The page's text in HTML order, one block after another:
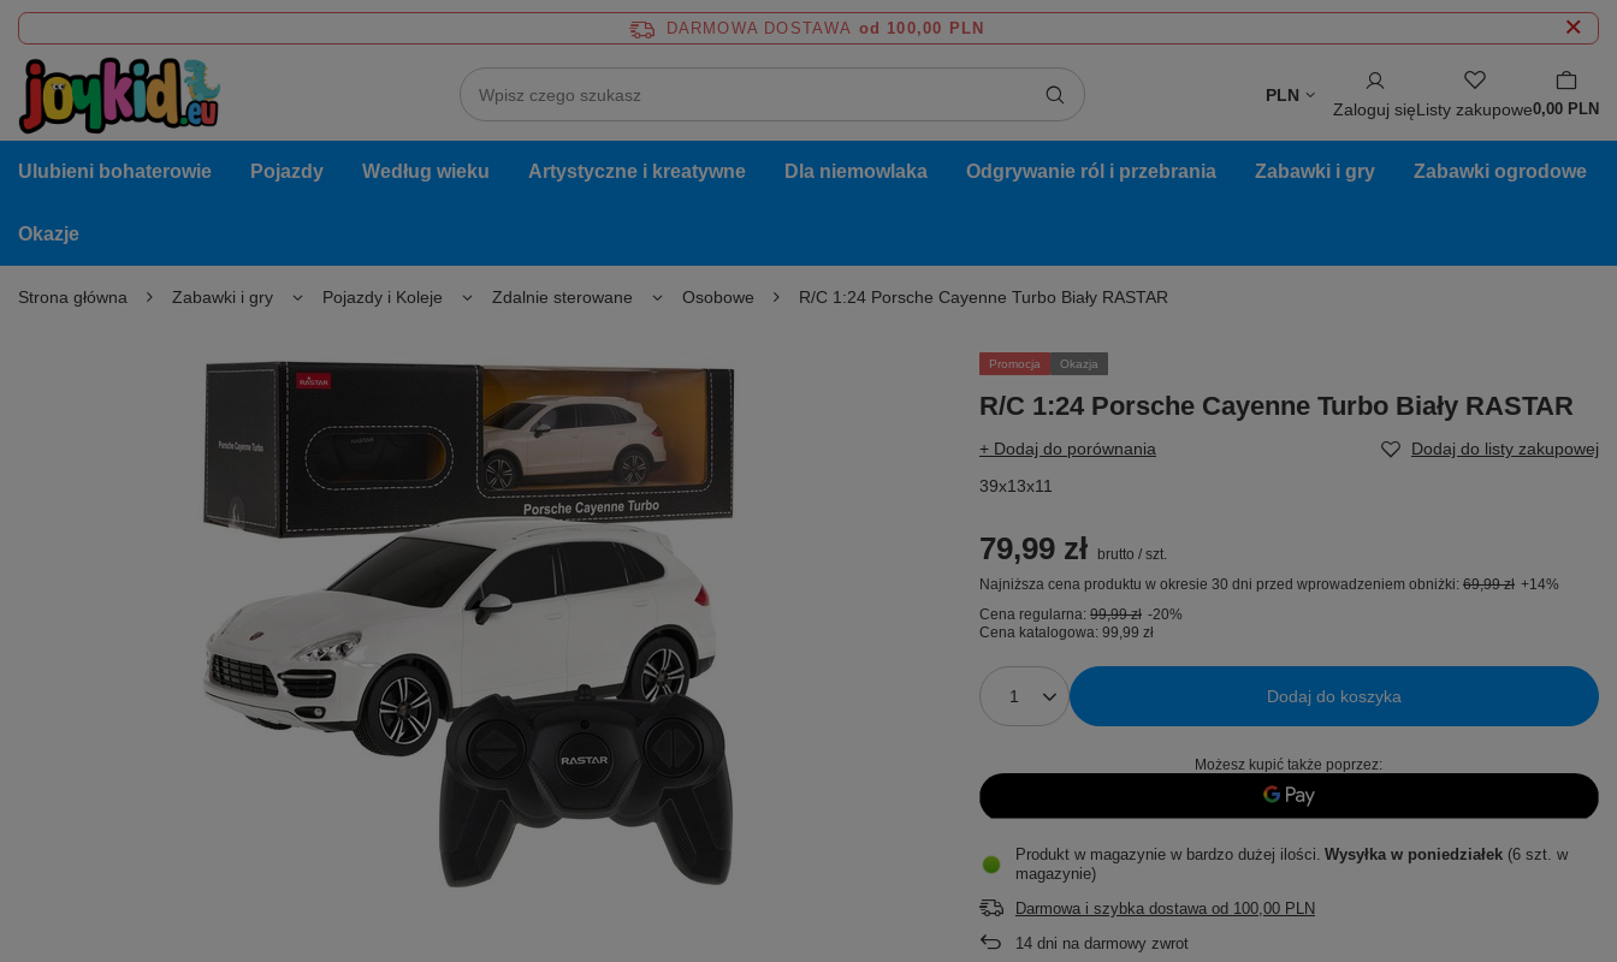
DARMOWA DOSTAWA od 100,00 PLN
PLN
Zaloguj sięListy zakupowe0,00 PLN
Ulubieni bohaterowie Pojazdy Według wieku Artystyczne i kreatywne Dla niemowlaka Odgrywanie ról i przebrania Zabawki i gry Zabawki ogrodowe
Okazje
Strona główna Zabawki i gry Pojazdy i Koleje Zdalnie sterowane Osobowe R/C 1:24 Porsche Cayenne Turbo Biały RASTAR
Promocja Okazja
R/C 1:24 Porsche Cayenne Turbo Biały RASTAR
+ Dodaj do porównania
Dodaj do listy zakupowej
39x13x11
79,99 zł brutto / szt.
Najniższa cena produktu w okresie 30 dni przed wprowadzeniem obniżki: 69,99 zł +14%
Cena regularna: 99,99 zł -20%
Cena katalogowa: 99,99 zł
Dodaj do koszyka
Możesz kupić także poprzez:
Produkt w magazynie w bardzo dużej ilości Wysyłka w poniedziałek(6 szt. w
magazynie)
Darmowa i szybka dostawaod 100,00 PLN
14dni na darmowy zwrot